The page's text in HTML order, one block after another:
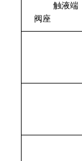
触液端
阀座